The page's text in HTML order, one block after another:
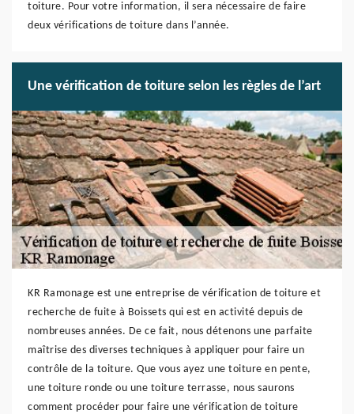
toiture. Pour votre information, il sera nécessaire de faire
deux vérifications de toiture dans l’année.
Une vérification de toiture selon les règles de l’art
KR Ramonage est une entreprise de vérification de toiture et
recherche de fuite à Boissets qui est en activité depuis de
nombreuses années. De ce fait, nous détenons une parfaite
maîtrise des diverses techniques à appliquer pour faire un
contrôle de la toiture. Que vous ayez une toiture en pente,
une toiture ronde ou une toiture terrasse, nous saurons
comment procéder pour faire une vérification de toiture